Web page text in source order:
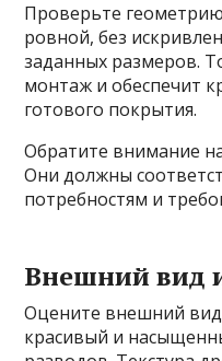
Проверьте
ровной, без
заданных размеров.
монтаж и обеспечит
готового покрытия.
Обратите внимание
Они должны
потребностям и
Внешний вид
Оцените внешний
красивый и